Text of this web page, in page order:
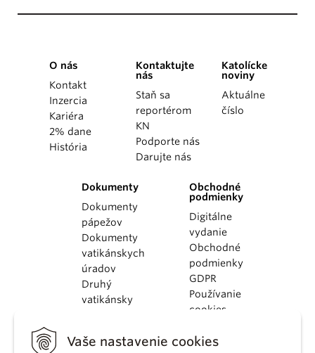
Vaše nastavenie cookies
O nás
Kontakt
Inzercia
Kariéra
2% dane
História
Kontaktujte
nás
Staň sa
reportérom
KN
Podporte nás
Darujte nás
Katolícke
noviny
Aktuálne
číslo
Dokumenty
Dokumenty
pápežov
Dokumenty
vatikánskych
úradov
Druhý
vatikánsky
KBS
Obchodné
podmienky
Digitálne
vydanie
Obchodné
podmienky
GDPR
Používanie
cookies